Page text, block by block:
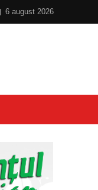
6 august 2026